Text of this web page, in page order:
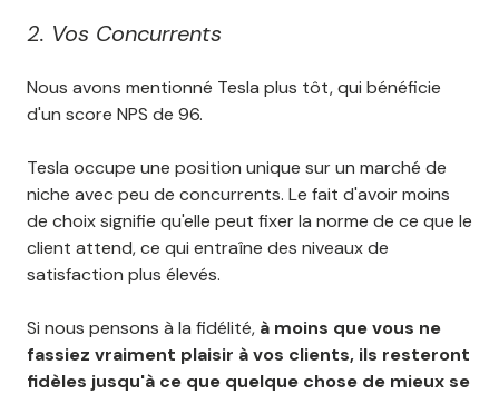
2. Vos Concurrents
Nous avons mentionné Tesla plus tôt, qui bénéficie
d'un score NPS de 96.
Tesla occupe une position unique sur un marché de
niche avec peu de concurrents. Le fait d'avoir moins
de choix signifie qu'elle peut fixer la norme de ce que le
client attend, ce qui entraîne des niveaux de
satisfaction plus élevés.
Si nous pensons à la fidélité, à moins que vous ne
fassiez vraiment plaisir à vos clients, ils resteront
fidèles jusqu'à ce que quelque chose de mieux se